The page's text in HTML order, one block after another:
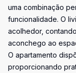
uma combinação
funcionalidade. O
acolhedor,
aconchego ao
O apartamento
proporcionando